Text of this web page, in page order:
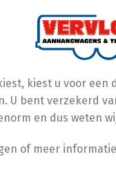
kiest, kiest u voor een
U bent verzekerd
en dus weten
of meer